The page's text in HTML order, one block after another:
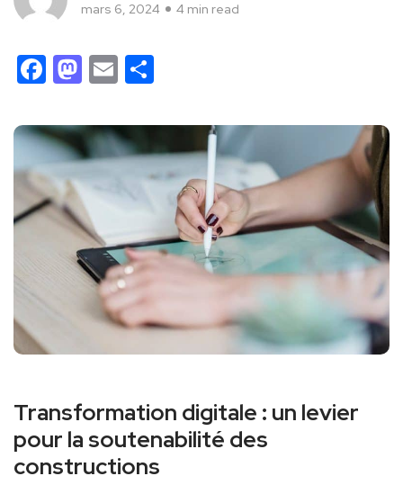
mars 6, 2024 4 min read
Facebook
Mastodon
Email
Transformation digitale : un levier
pour la soutenabilité des
constructions